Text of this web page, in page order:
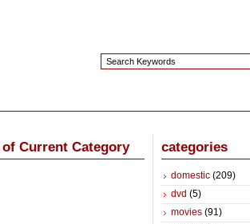
Current Category categories
domestic (209)
dvd (5)
movies (91)